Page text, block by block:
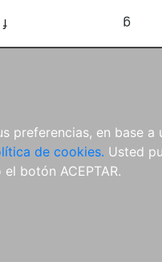
preferencias, en base a
de cookies. Usted
botón ACEPTAR.
f g